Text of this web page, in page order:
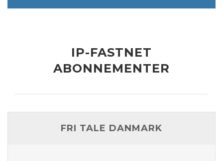
IP-FASTNET
ABONNEMENTER
FRI TALE DANMARK